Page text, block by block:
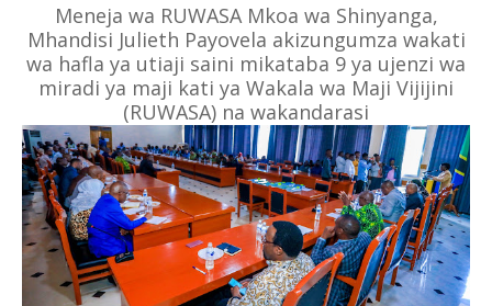
Meneja wa RUWASA Mkoa wa Shinyanga,
Mhandisi Julieth Payovela akizungumza wakati
wa hafla ya utiaji saini mikataba 9 ya ujenzi wa
miradi ya maji kati ya Wakala wa Maji Vijijini
(RUWASA) na wakandarasi